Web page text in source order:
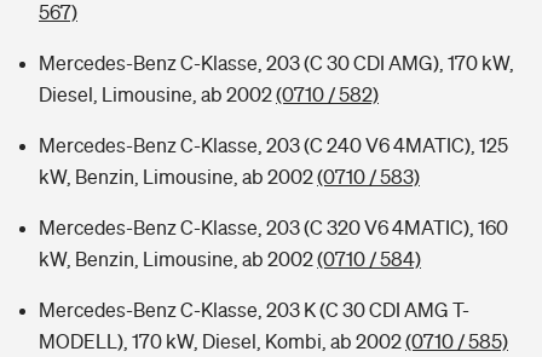
567)
Mercedes-Benz C-Klasse, 203 (C 30 CDI AMG), 170 kW,
Diesel, Limousine, ab 2002(0710 / 582)
Mercedes-Benz C-Klasse, 203 (C 240 V6 4MATIC), 125
kW, Benzin, Limousine, ab 2002(0710 / 583)
Mercedes-Benz C-Klasse, 203 (C 320 V6 4MATIC), 160
kW, Benzin, Limousine, ab 2002(0710 / 584)
Mercedes-Benz C-Klasse, 203 K (C 30 CDI AMG T-
MODELL), 170 kW, Diesel, Kombi, ab 2002(0710 / 585)